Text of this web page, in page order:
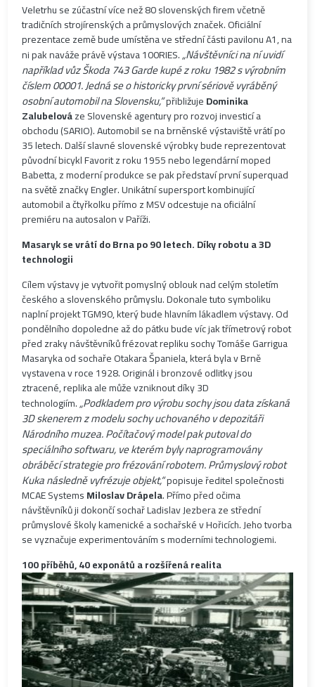
Veletrhu se zúčastní více než 80 slovenských firem včetně
tradičních strojírenských a průmyslových značek. Oficiální
prezentace země bude umístěna ve střední části pavilonu A1, na
ni pak naváže právě výstava 100RIES.„Návštěvníci na ní uvidí
například vůz Škoda 743 Garde kupé z roku 1982 s výrobním
číslem 00001. Jedná se o historicky první sériově vyráběný
osobní automobil na Slovensku,“přibližujeDominika
Zalubelováze Slovenské agentury pro rozvoj investicí a
obchodu (SARIO). Automobil se na brněnské výstaviště vrátí po
35 letech. Další slavné slovenské výrobky bude reprezentovat
původní bicykl Favorit z roku 1955 nebo legendární moped
Babetta, z moderní produkce se pak představí první superquad
na světě značky Engler. Unikátní supersport kombinující
automobil a čtyřkolku přímo z MSV odcestuje na oficiální
premiéru na autosalon v Paříži.
Masaryk se vrátí do Brna po 90 letech. Díky robotu a 3D
technologii
Cílem výstavy je vytvořit pomyslný oblouk nad celým stoletím
českého a slovenského průmyslu. Dokonale tuto symboliku
naplní projekt TGM90, který bude hlavním lákadlem výstavy. Od
pondělního dopoledne až do pátku bude víc jak třímetrový robot
před zraky návštěvníků frézovat repliku sochy Tomáše Garrigua
Masaryka od sochaře Otakara Španiela, která byla v Brně
vystavena v roce 1928. Originál i bronzové odlitky jsou
ztracené, replika ale může vzniknout díky 3D
technologiím.„Podkladem pro výrobu sochy jsou data získaná
3D skenerem z modelu sochy uchovaného v depozitáři
Národního muzea. Počítačový model pak putoval do
speciálního softwaru, ve kterém byly naprogramovány
obráběcí strategie pro frézování robotem. Průmyslový robot
Kuka následně vyfrézuje objekt,“popisuje ředitel společnosti
MCAE SystemsMiloslav Drápela. Přímo před očima
návštěvníků ji dokončí sochař Ladislav Jezbera ze střední
průmyslové školy kamenické a sochařské v Hořicích. Jeho tvorba
se vyznačuje experimentováním s moderními technologiemi.
100 příběhů, 40 exponátů a rozšířená realita